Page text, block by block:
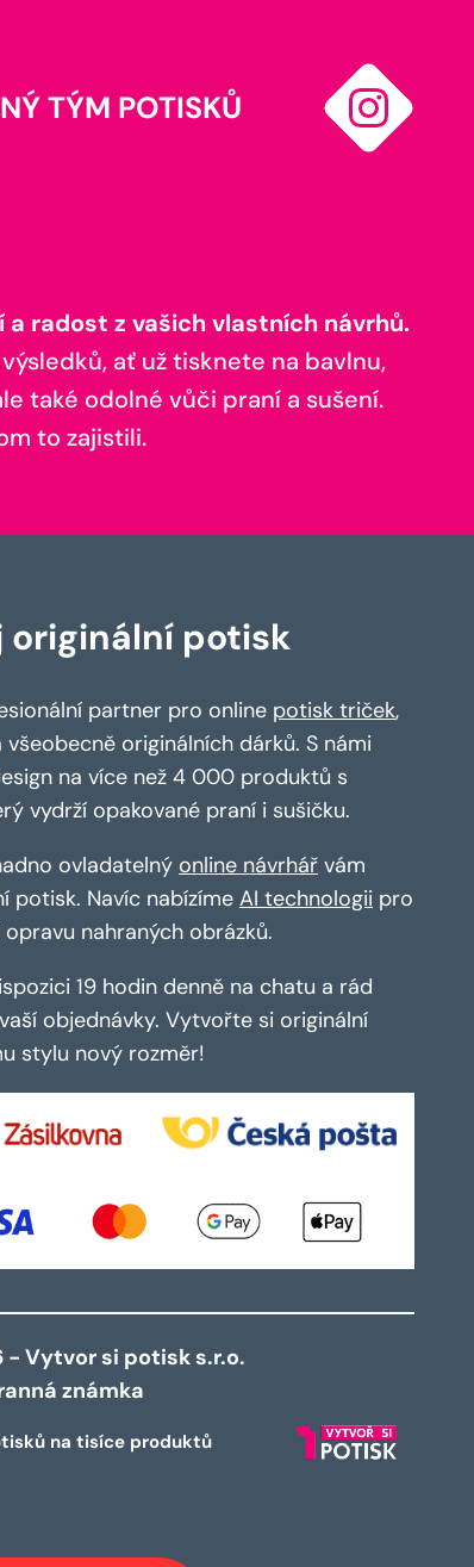
TÝM POTISKŮ
radost z vašich vlastních návrhů.
ať už tisknete na bavlnu,
také odolné vůči praní a sušení.
to zajistili.
originální potisk
partner pro online potisk triček,
všeobecně originálních dárků. S námi
na více než 4 000 produktů s
vydrží opakované praní i sušičku.
ovladatelný online návrhář vám
potisk. Navíc nabízíme AI technologii pro
nahraných obrázků.
19 hodin denně na chatu a rád
objednávky. Vytvořte si originální
stylu nový rozměr!
Vytvor si potisk s.r.o.
známka
na tisíce produktů